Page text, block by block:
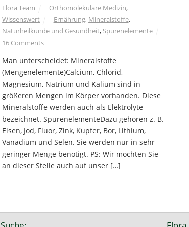
Flora Team Orthomolekulare Medizin,
Wissenswert
Ernährung, Mineralstoffe,
Naturheilkunde und Gesundheit, Spurenelemente
16 Comments
Man unterscheidet: Mineralstoffe
(Mengenelemente)Calcium, Chlorid,
Magnesium, Natrium und Kalium sind in
größeren Mengen im Körper vorhanden. Diese
Mineralstoffe werden auch als Elektrolyte
bezeichnet. SpurenelementeDazu gehören z. B.
Eisen, Jod, Fluor, Zink, Kupfer, Bor, Lithium,
Vanadium und Selen. Sie werden nur in sehr
geringer Menge benötigt. PS: Wir möchten Sie
an dieser Stelle auch auf unser […]